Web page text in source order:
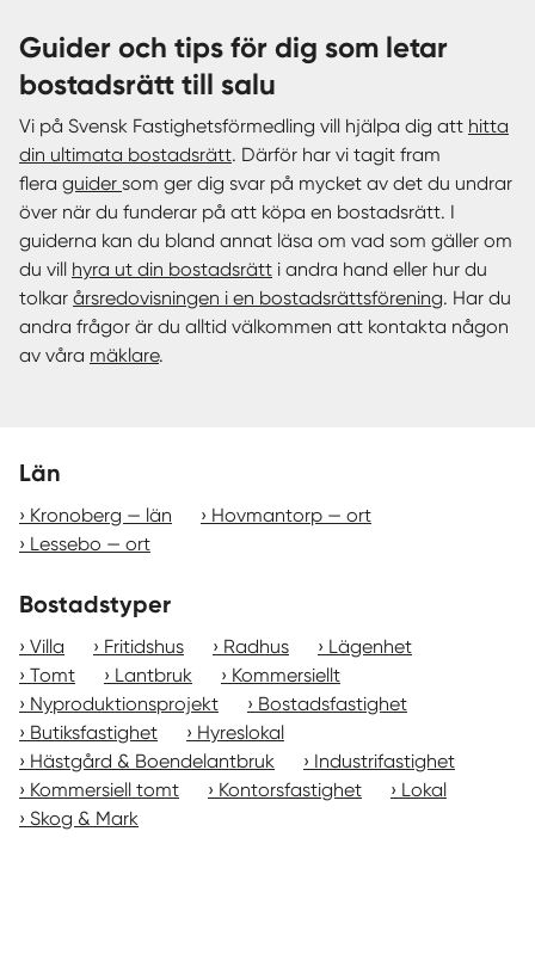
Guider och tips för dig som letar
bostadsrätt till salu
Vi på Svensk Fastighetsförmedling vill hjälpa dig att hitta
din ultimata bostadsrätt. Därför har vi tagit fram
flera guider som ger dig svar på mycket av det du undrar
över när du funderar på att köpa en bostadsrätt. I
guiderna kan du bland annat läsa om vad som gäller om
du vill hyra ut din bostadsrätt i andra hand eller hur du
tolkar årsredovisningen i en bostadsrättsförening. Har du
andra frågor är du alltid välkommen att kontakta någon
av våra mäklare.
Län
Kronoberg — län
Hovmantorp — ort
Lessebo — ort
Bostadstyper
Villa Fritidshus Radhus
Lägenhet
Tomt
Lantbruk
Kommersiellt
Nyproduktionsprojekt
Bostadsfastighet
Butiksfastighet
Hyreslokal
Hästgård & Boendelantbruk
Industrifastighet
Kommersiell tomt
Kontorsfastighet
Lokal
Skog & Mark